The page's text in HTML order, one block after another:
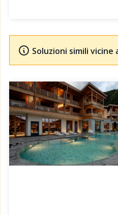
Soluzioni simili vicine